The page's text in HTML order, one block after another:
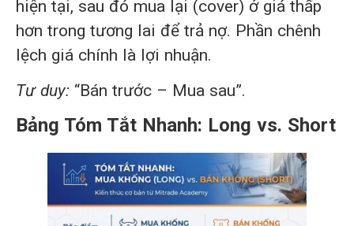
hiện tại, sau đó mua lại (cover) ở giá thấp
hơn trong tương lai để trả nợ. Phần chênh
lệch giá chính là lợi nhuận.
Tư duy: “Bán trước – Mua sau”.
Bảng Tóm Tắt Nhanh: Long vs. Short